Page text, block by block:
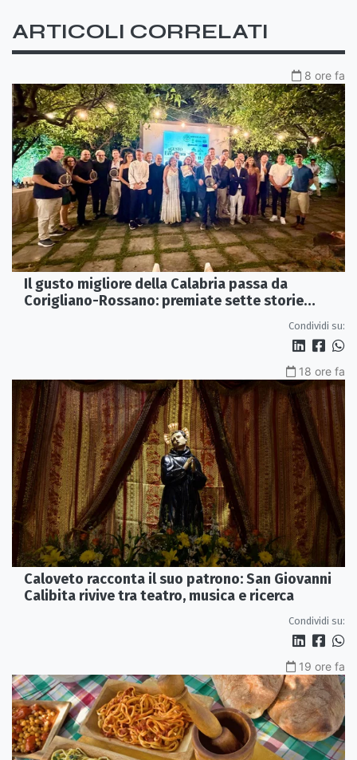
ARTICOLI CORRELATI
8 ore fa
Il gusto migliore della Calabria passa da
Corigliano-Rossano: premiate sette storie
Condividi su:
18 ore fa
Caloveto racconta il suo patrono: San Giovanni
Calibita rivive tra teatro, musica e ricerca
Condividi su:
19 ore fa